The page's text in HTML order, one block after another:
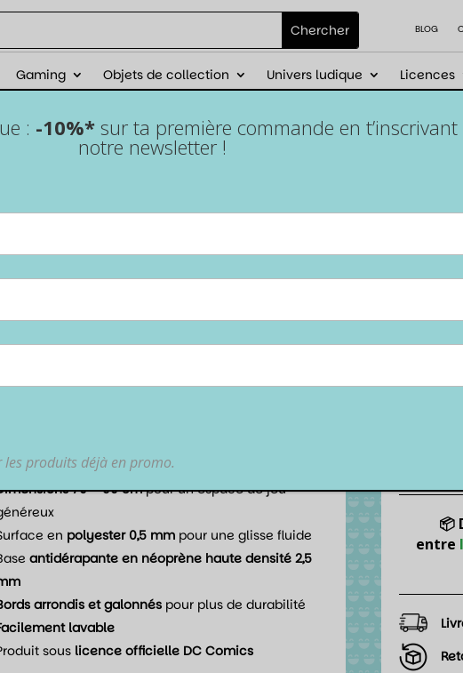
BLOG
Gaming Objets de collection Univers ludique Licences
sur ta première commande avec le code
de jeu de cartes –
forts
70 × 90 cmpour un espace de jeu
en polyester 0,5 mm pour une glisse fluide
antidérapante en néoprène haute densité 2,5
arrondis et galonnés pour plus de durabilité
lavable
sous licence officielle DC Comics
📦
entre
: -10%* sur ta première commande en t’inscrivant
notre newsletter !
les produits déjà en promo.